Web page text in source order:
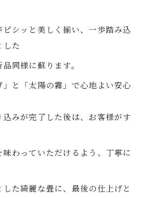
シッと美しく揃い、一歩踏み込
した
同様に蘇ります。
と「太陽の霧」で心地よい安心
みが完了した後は、お客様がす
わっていただけるよう、丁寧に
た綺麗な畳に、最後の仕上げと